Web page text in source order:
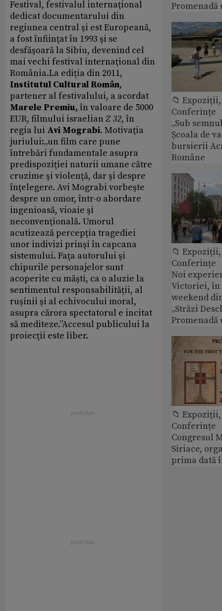
Festival, festivalul internaţional
dedicat documentarului din
regiunea central şi est Europeană,
a fost înfiinţat în 1993 şi se
desfăşoară la Sibiu, devenind cel
mai vechi festival internaţional din
România.La ediţia din 2011,
Institutul Cultural Român,
partener al festivalului, a acordat
Marele Premiu, în valoare de 5000
EUR, filmului israelianZ 32, în
regia lui Avi Mograbi. Motivaţia
juriului:„un film care pune
întrebări fundamentale asupra
predispoziţiei naturii umane către
cruzime şi violenţă, dar şi despre
înţelegere. Avi Mograbi vorbeşte
despre un omor, într-o abordare
ingenioasă, vioaie şi
neconvenţională. Umorul
acutizează percepţia tragediei
unor indivizi prinşi în capcana
sistemului. Faţa autorului şi
chipurile personajelor sunt
acoperite cu măşti, ca o aluzie la
sentimentul responsabilităţii, al
ruşinii şi al echivocului moral,
asupra cărora spectatorul e incitat
să mediteze.”Accesul publicului la
proiecţii este liber.
Promenadă
📁
Conferințe
„Sub
Școala de
bursierii
Române
📁
Conferințe
Noi
Victoriei,
weekend
„Străzi
Promenadă
📁
Conferințe
Congresul
Siriace,
prima dată